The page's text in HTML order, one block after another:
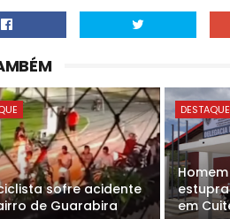
sofre acidente
de Guarabira
DESTAQUE
em